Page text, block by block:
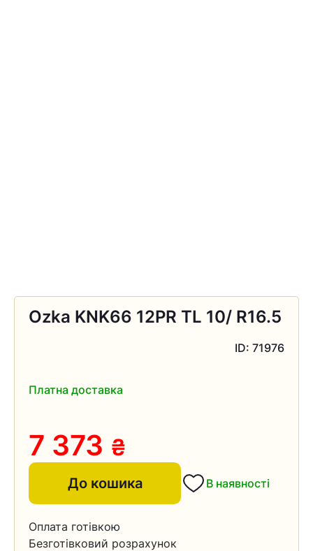
Ozka KNK66 12PR TL 10/ R16.5
ID: 71976
Платна доставка
7 373 ₴
До кошика В наявності
Оплата готівкою
Безготівковий розрахунок